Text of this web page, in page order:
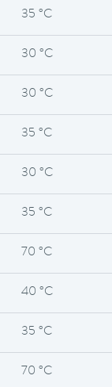
35 °C
30 °C
30 °C
35 °C
30 °C
35 °C
70 °C
40 °C
35 °C
70 °C